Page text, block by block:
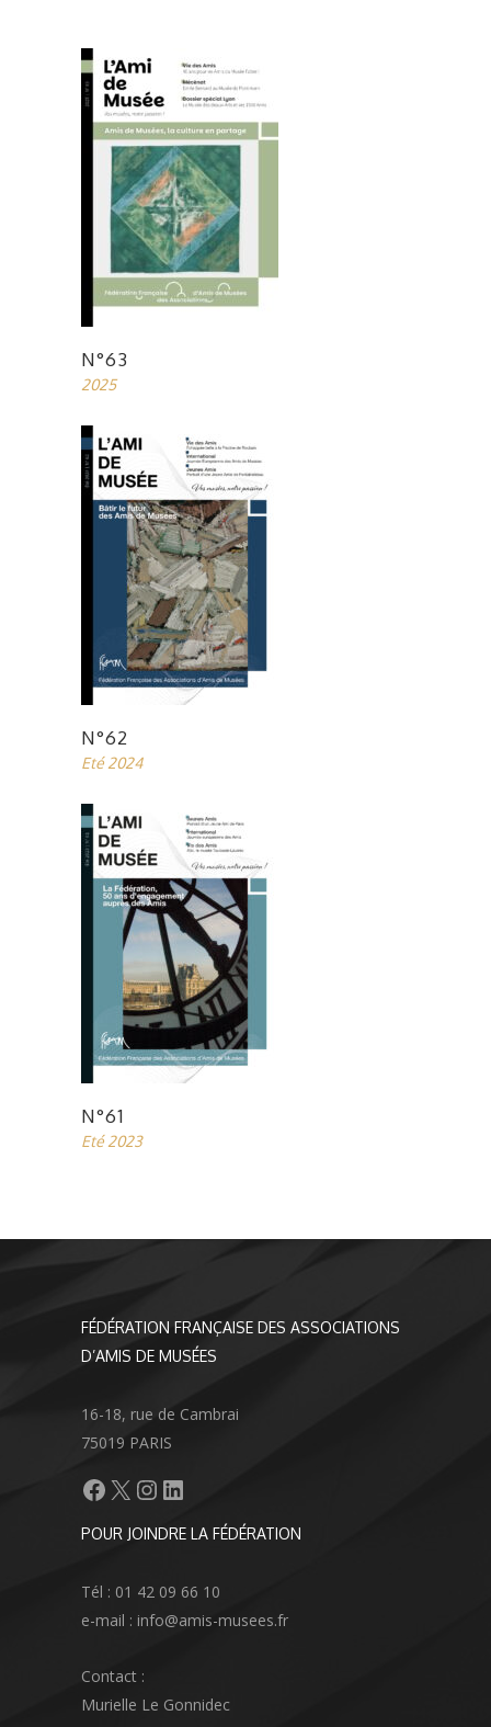
N°63
2025
N°62
Eté 2024
N°61
Eté 2023
FÉDÉRATION FRANÇAISE DES ASSOCIATIONS
D’AMIS DE MUSÉES
16-18, rue de Cambrai
75019 PARIS
Facebook
X Instagram
LinkedIn
POUR JOINDRE LA FÉDÉRATION
Tél : 01 42 09 66 10
e-mail : info@amis-musees.fr
Contact :
Murielle Le Gonnidec